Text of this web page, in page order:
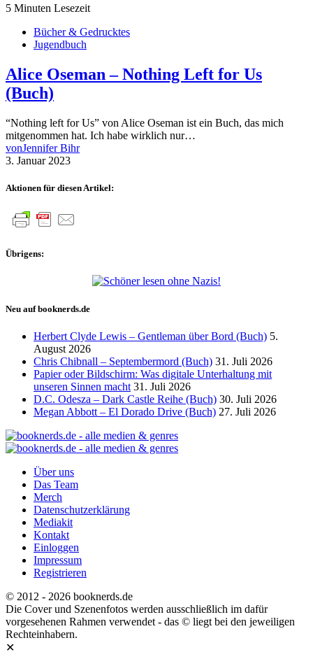
5 Minuten Lesezeit
Bücher & Gedrucktes
Jugendbuch
Alice Oseman – Nothing Left for Us
(Buch)
“Nothing left for Us” von Alice Oseman ist ein Buch, das mich
mitgenommen hat. Ich habe wirklich nur…
vonJennifer Bihr
3. Januar 2023
Aktionen für diesen Artikel:
Übrigens:
Neu auf booknerds.de
Herbert Clyde Lewis – Gentleman über Bord (Buch) 5.
August 2026
Chris Chibnall – Septembermord (Buch) 31. Juli 2026
Papier oder Bildschirm: Was digitale Unterhaltung mit
unseren Sinnen macht 31. Juli 2026
D.C. Odesza – Dark Castle Reihe (Buch) 30. Juli 2026
Megan Abbott – El Dorado Drive (Buch) 27. Juli 2026
Über uns
Das Team
Merch
Datenschutzerklärung
Mediakit
Kontakt
Einloggen
Impressum
Registrieren
© 2012 - 2026 booknerds.de
Die Cover und Szenenfotos werden ausschließlich im dafür
vorgesehenen Rahmen verwendet - das © liegt bei den jeweiligen
Rechteinhabern.
✕